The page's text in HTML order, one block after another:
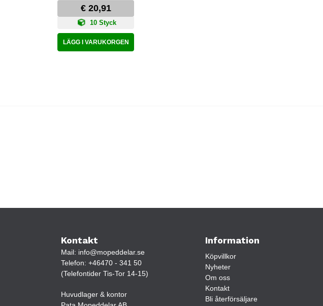
€ 20,91
10 Styck
LÄGG I VARUKORGEN
Kontakt
Mail: info@mopeddelar.se
Telefon: +46470 - 341 50
(Telefontider Tis-Tor 14-15)
Huvudlager & kontor
Information
Köpvillkor
Nyheter
Om oss
Kontakt
Bli återförsäljare